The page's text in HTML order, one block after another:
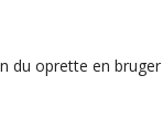
du oprette en